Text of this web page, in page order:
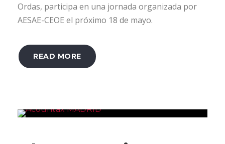
Ordas, participa en una jornada organizada por
AESAE-CEOE el próximo 18 de mayo.
READ MORE